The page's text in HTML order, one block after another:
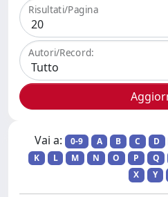
Risultati/Pagina
Autori/Record:
Vai a: 0-9 A B C D
K
L M N O P Q
X
Y